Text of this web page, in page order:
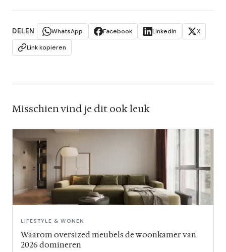
DELEN WhatsApp Facebook LinkedIn
X
Link kopieren
Misschien vind je dit ook leuk
LIFESTYLE & WONEN
Waarom oversized meubels de woonkamer van
2026 domineren